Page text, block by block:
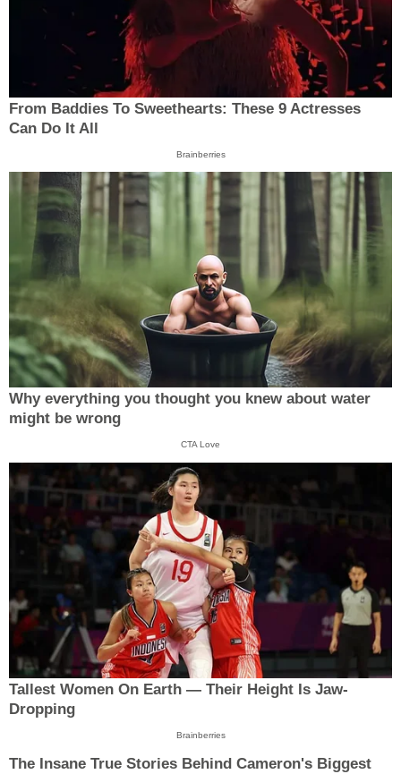
From Baddies To Sweethearts: These 9 Actresses
Can Do It All
Brainberries
Why everything you thought you knew about water
might be wrong
CTA Love
Tallest Women On Earth — Their Height Is Jaw-
Dropping
Brainberries
The Insane True Stories Behind Cameron's Biggest